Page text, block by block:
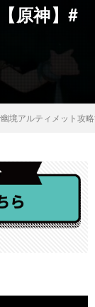
原神】#
境アルティメット攻